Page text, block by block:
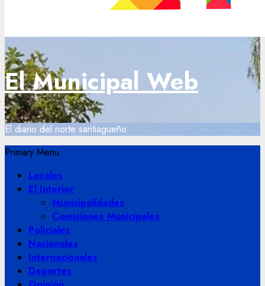
El Municipal Web
El diario del norte santiagueño
Primary Menu
Locales
El Interior
Municipalidades
Comisiones Municipales
Policiales
Nacionales
Internacionales
Deportes